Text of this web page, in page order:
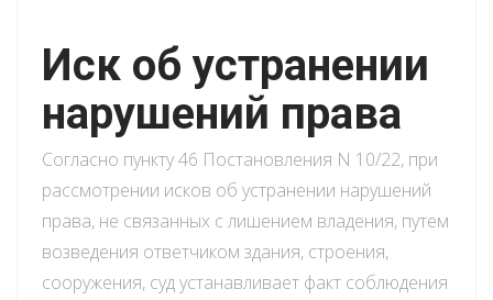
Иск об устранении
нарушений права
Согласно пункту 46 Постановления N 10/22, при
рассмотрении исков об устранении нарушений
права, не связанных с лишением владения, путем
возведения ответчиком здания, строения,
сооружения, суд устанавливает факт соблюдения